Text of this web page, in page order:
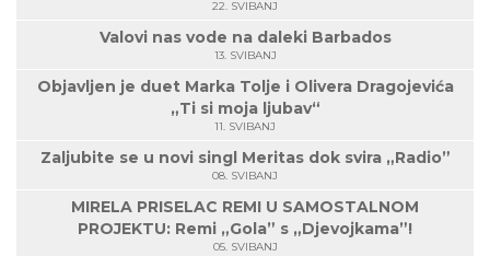
22. SVIBANJ
Valovi nas vode na daleki Barbados
13. SVIBANJ
Objavljen je duet Marka Tolje i Olivera Dragojevića
„Ti si moja ljubav“
11. SVIBANJ
Zaljubite se u novi singl Meritas dok svira „Radio”
08. SVIBANJ
MIRELA PRISELAC REMI U SAMOSTALNOM
PROJEKTU: Remi „Gola” s „Djevojkama”!
05. SVIBANJ